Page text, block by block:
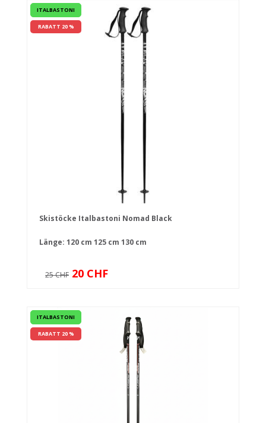
ITALBASTONI
RABATT 20 %
Skistöcke Italbastoni Nomad Black
Länge: 120 cm 125 cm 130 cm
25 CHF 20 CHF
ITALBASTONI
RABATT 20 %